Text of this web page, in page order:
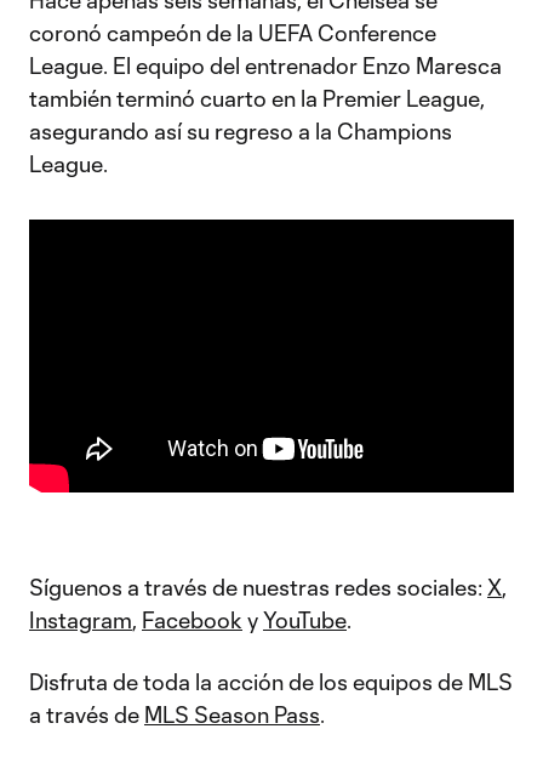
coronó campeón de la UEFA Conference
League. El equipo del entrenador Enzo Maresca
también terminó cuarto en la Premier League,
asegurando así su regreso a la Champions
League.
Síguenos a través de nuestras redes sociales: X,
Instagram, Facebook yYouTube.
Disfruta de toda la acción de los equipos de MLS
a través de MLS Season Pass.